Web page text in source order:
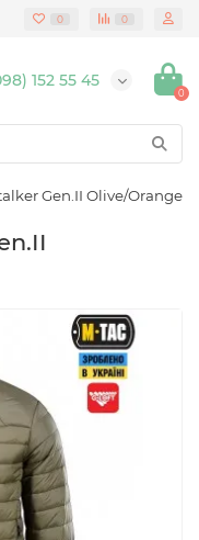
0 0
152 55 45
0
Gen.II Olive/Orange